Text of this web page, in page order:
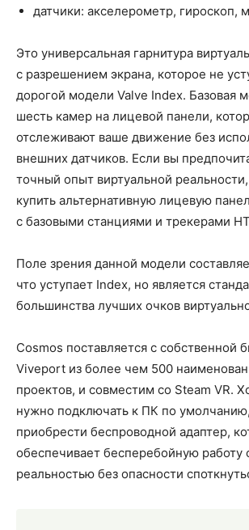
датчики: акселерометр, гироскоп,
Это универсальная гарнитура
с разрешением экрана, которое не
дорогой модели Valve Index. Базовая
шесть камер на лицевой панели,
отслеживают ваше движение без
внешних датчиков. Если вы
точный опыт виртуальной
купить альтернативную лицевую
с базовыми станциями и трекерами
Поле зрения данной модели
что уступает Index, но является
большинства лучших очков
Cosmos поставляется с собственной
Viveport из более чем 500
проектов, и совместим со Steam VR.
нужно подключать к ПК по
приобрести беспроводной адаптер,
обеспечивает бесперебойную работу
реальностью без опасности